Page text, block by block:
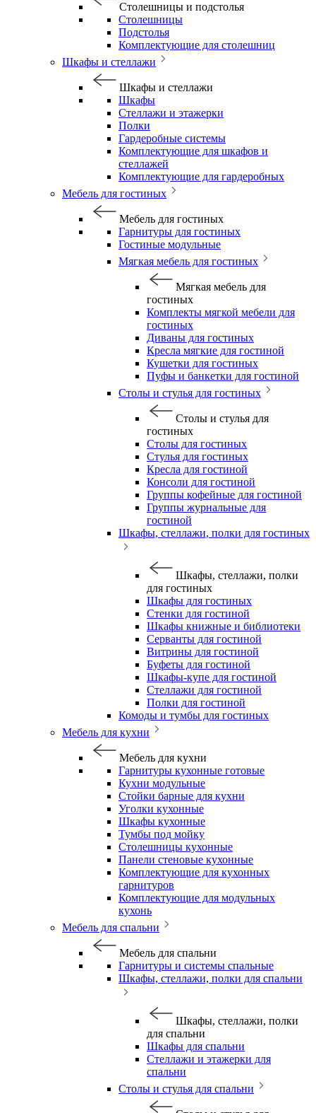
Столешницы и подстолья
Столешницы
Подстолья
Комплектующие для столешниц
Шкафы и стеллажи
Шкафы и стеллажи
Шкафы
Стеллажи и этажерки
Полки
Гардеробные системы
Комплектующие для шкафов и
стеллажей
Комплектующие для гардеробных
Мебель для гостиных
Мебель для гостиных
Гарнитуры для гостиных
Гостиные модульные
Мягкая мебель для гостиных
Мягкая мебель для
гостиных
Комплекты мягкой мебели для
гостиных
Диваны для гостиных
Кресла мягкие для гостиной
Кушетки для гостиных
Пуфы и банкетки для гостиной
Столы и стулья для гостиных
Столы и стулья для
гостиных
Столы для гостиных
Стулья для гостиных
Кресла для гостиной
Консоли для гостиной
Группы кофейные для гостиной
Группы журнальные для
гостиной
Шкафы, стеллажи, полки для гостиных
Шкафы, стеллажи, полки
для гостиных
Шкафы для гостиных
Стенки для гостиной
Шкафы книжные и библиотеки
Серванты для гостиной
Витрины для гостиной
Буфеты для гостиной
Шкафы-купе для гостиной
Стеллажи для гостиной
Полки для гостиной
Комоды и тумбы для гостиных
Мебель для кухни
Мебель для кухни
Гарнитуры кухонные готовые
Кухни модульные
Стойки барные для кухни
Уголки кухонные
Шкафы кухонные
Тумбы под мойку
Столешницы кухонные
Панели стеновые кухонные
Комплектующие для кухонных
гарнитуров
Комплектующие для модульных
кухонь
Мебель для спальни
Мебель для спальни
Гарнитуры и системы спальные
Шкафы, стеллажи, полки для спальни
Шкафы, стеллажи, полки
для спальни
Шкафы для спальни
Стеллажи и этажерки для
спальни
Столы и стулья для спальни